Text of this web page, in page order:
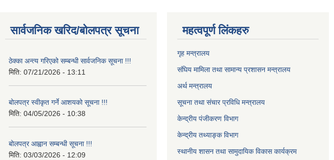
सार्वजनिक खरिद/बोलपत्र सूचना
ठेक्का अन्त्य गरिएको सम्बन्धी सार्वजनिक सूचना !!!
मिति: 07/21/2026 - 13:11
बोलपत्र स्वीकृत गर्ने आशयको सूचना !!!
मिति: 04/05/2026 - 10:38
बोलपत्र आह्वान सम्बन्धी सूचना !!!
मिति: 03/03/2026 - 12:09
महत्वपूर्ण लिंकहरु
गृह मन्त्रालय
संघिय मामिला तथा सामान्य प्रशासन मन्त्रालय
अर्थ मन्त्रालय
सूचना तथा संचार प्रविधि मन्त्रालय
केन्द्रीय पंजीकरण विभाग
केन्द्रीय तथ्याङ्क विभाग
स्थानीय शासन तथा सामुदायिक विकास कार्यक्रम